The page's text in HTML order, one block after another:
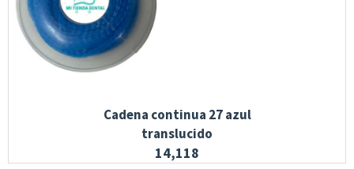
Cadena continua 27 azul
translucido
14,118